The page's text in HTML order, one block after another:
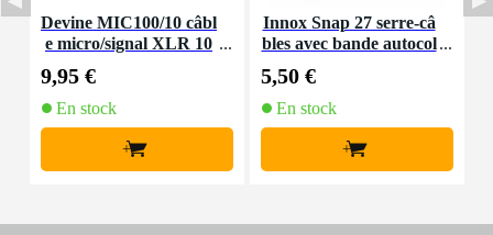
Devine MIC100/10 câbl
e micro/signal XLR 10
9,95 €
En stock
+
Innox Snap 27 serre-câ
bles avec bande autocol
5,50 €
En stock
+